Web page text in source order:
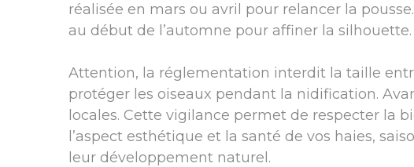
réalisée en mars ou avril pour relancer la
au début de l’automne pour affiner la silhouette.
Attention, la réglementation interdit la taille
protéger les oiseaux pendant la nidification.
locales. Cette vigilance permet de respecter la
l’aspect esthétique et la santé de vos haies,
leur développement naturel.